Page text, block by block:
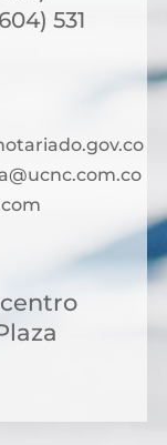
531
centro